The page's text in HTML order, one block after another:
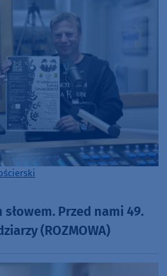
słowem. Przed nami 49.
(ROZMOWA)